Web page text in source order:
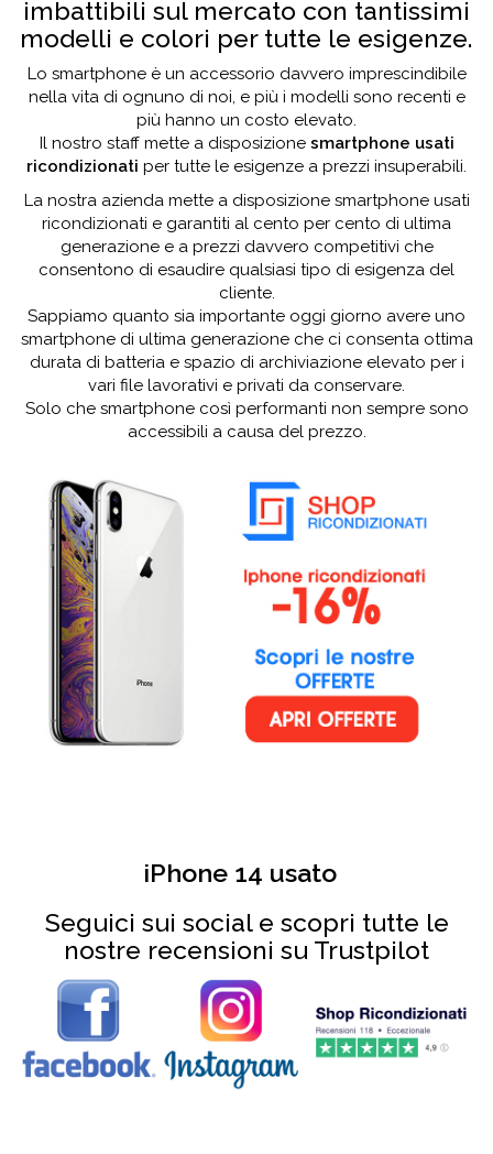
imbattibili sul mercato con tantissimi
modelli e colori per tutte le esigenze.
Lo smartphone è un accessorio davvero imprescindibile
nella vita di ognuno di noi, e più i modelli sono recenti e
più hanno un costo elevato.
Il nostro staff mette a disposizione smartphone usati
ricondizionati per tutte le esigenze a prezzi insuperabili.
La nostra azienda mette a disposizione smartphone usati
ricondizionati e garantiti al cento per cento di ultima
generazione e a prezzi davvero competitivi che
consentono di esaudire qualsiasi tipo di esigenza del
cliente.
Sappiamo quanto sia importante oggi giorno avere uno
smartphone di ultima generazione che ci consenta ottima
durata di batteria e spazio di archiviazione elevato per i
vari file lavorativi e privati da conservare.
Solo che smartphone così performanti non sempre sono
accessibili a causa del prezzo.
iPhone 14 usato
Seguici sui social e scopri tutte le
nostre recensioni su Trustpilot